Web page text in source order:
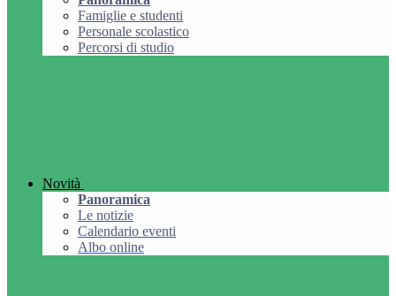
Famiglie e studenti
Personale scolastico
Percorsi di studio
Novità
Panoramica
Le notizie
Calendario eventi
Albo online